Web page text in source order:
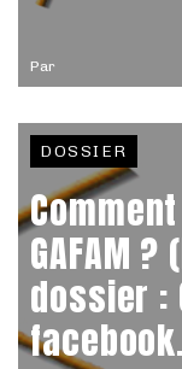
Par
DOSSIER
GAFAM
dossier :